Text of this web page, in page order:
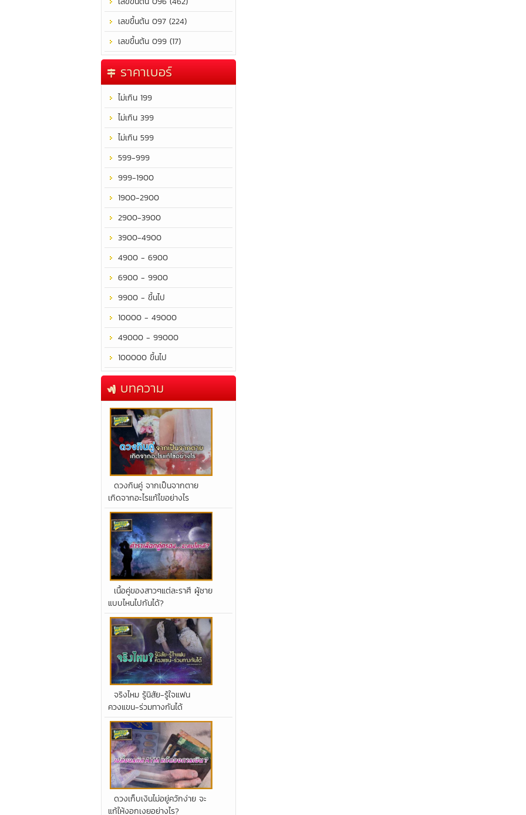
เลขขึ้นต้น 097 (224)
เลขขึ้นต้น 099 (17)
ราคาเบอร์
ไม่เกิน 199
ไม่เกิน 399
ไม่เกิน 599
599-999
999-1900
1900-2900
2900-3900
3900-4900
4900 - 6900
6900 - 9900
9900 - ขึ้นไป
10000 - 49000
49000 - 99000
100000 ขึ้นไป
บทความ
​ดวงกินคู่ จากเป็นจากตาย
เกิดจากอะไรแก้ไขอย่างไร
เนื้อคู่ของสาวๆแต่ละราศี ผู้ชาย
แบบไหนไปกันได้?
จริงไหม รู้นิสัย-รู้ใจแฟน
ควงแขน-ร่วมทางกันได้
ดวงเก็บเงินไม่อยู่ควักง่าย จะ
แก้ให้งอกเงยอย่างไร?